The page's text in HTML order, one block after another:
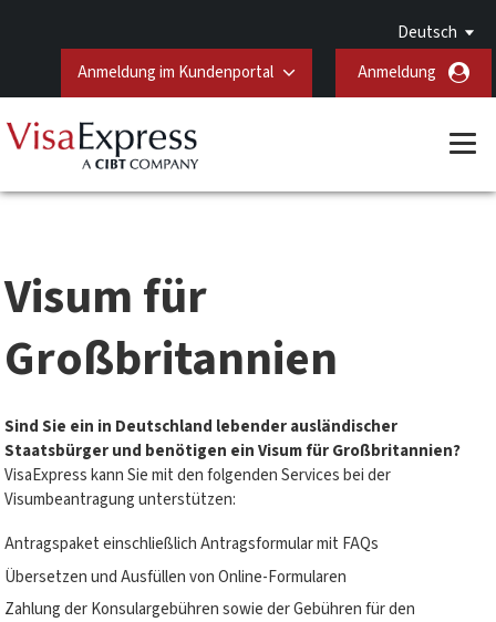
Deutsch
Anmeldung im Kundenportal
Anmeldung
Visum für
Großbritannien
Sind Sie ein in Deutschland lebender ausländischer
Staatsbürger und benötigen ein Visum für Großbritannien?
VisaExpress kann Sie mit den folgenden Services bei der
Visumbeantragung unterstützen:
Antragspaket einschließlich Antragsformular mit FAQs
Übersetzen und Ausfüllen von Online-Formularen
Zahlung der Konsulargebühren sowie der Gebühren für den